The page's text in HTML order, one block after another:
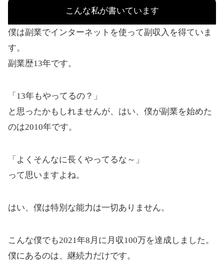
こんな私が書いています
僕は副業でインターネットを使って副収入を得ていま
す。
副業歴13年です。
「13年もやってるの？」
と思ったかもしれませんが、はい、僕が副業を始めた
のは2010年です。
「よくそんなに長くやってるな～」
って思いますよね。
はい、僕は特別な能力は一切ありません。
こんな僕でも2021年8月に月収100万を達成しました。
僕にあるのは、継続力だけです。